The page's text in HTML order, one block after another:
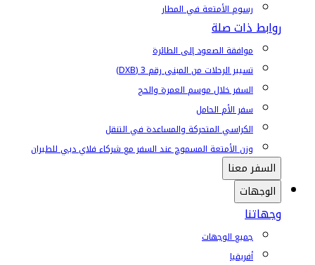
رسوم الأمتعة في المطار
روابط ذات صلة
موافقة الصعود إلى الطائرة
تسيير الرحلات من المبنى رقم 3 (DXB)
السفر خلال موسم العمرة والحج
سفر الأم الحامل
الكراسي المتحركة والمساعدة في التنقل
وزن الأمتعة المسموح عند السفر مع شركاء فلاي دبي للطيران
السفر معنا
الوجهات
وجهاتنا
جميع الوجهات
أفريقيا